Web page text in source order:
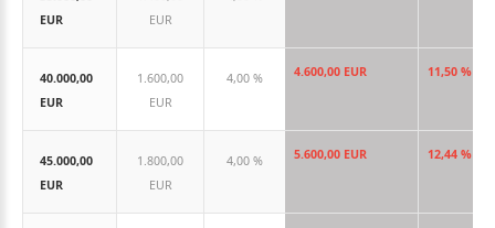
EUR
EUR
40.000,00
EUR
1.600,00
EUR
4,00 % 4.600,00 EUR 11,50 %
45.000,00
EUR
1.800,00
EUR
4,00 % 5.600,00 EUR 12,44 %